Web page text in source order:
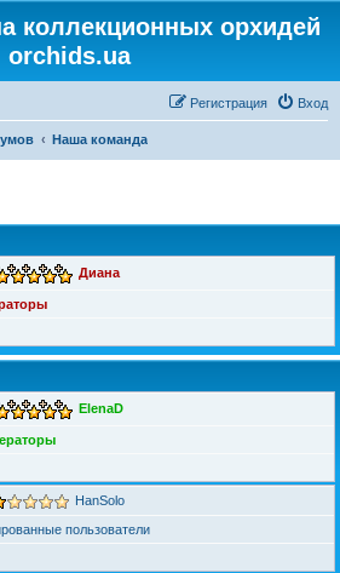
коллекционных орхидей
orchids.ua
Вход
Регистрация
Наша команда
Диана
ElenaD
HanSolo
пользователи